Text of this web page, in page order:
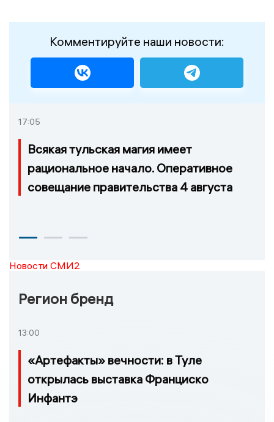
Комментируйте наши новости:
17:05
Всякая тульская магия имеет
рациональное начало. Оперативное
совещание правительства 4 августа
Новости СМИ2
Регион бренд
13:00
«Артефакты» вечности: в Туле
открылась выставка Франциско
Инфантэ